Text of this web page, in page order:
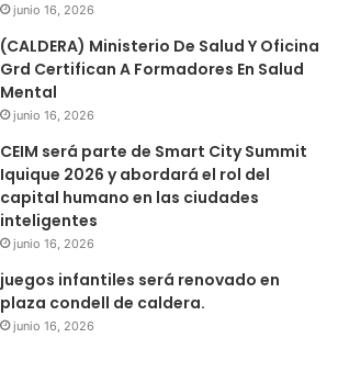
junio 16, 2026
(CALDERA) Ministerio De Salud Y Oficina
Grd Certifican A Formadores En Salud
Mental
junio 16, 2026
CEIM será parte de Smart City Summit
Iquique 2026 y abordará el rol del
capital humano en las ciudades
inteligentes
junio 16, 2026
juegos infantiles será renovado en
plaza condell de caldera.
junio 16, 2026